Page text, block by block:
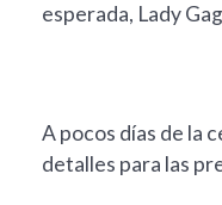
esperada, Lady
A pocos días de la
detalles para las